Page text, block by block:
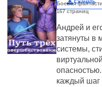
Скачать
Боевая
167cтраниц
Андрей и
затянуты в
системы,
каждый шаг